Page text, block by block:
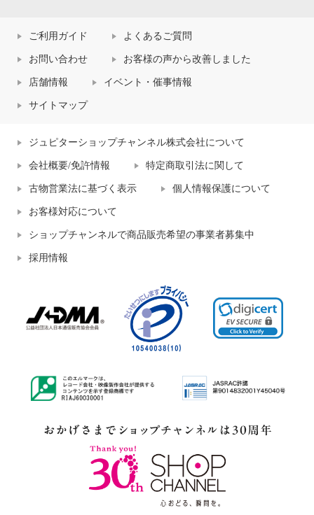
ご利用ガイド よくあるご質問
お問い合わせ お客様の声から改善しました
店舗情報 イベント・催事情報
サイトマップ
ジュピターショップチャンネル株式会社について
会社概要/免許情報 特定商取引法に関して
古物営業法に基づく表示 個人情報保護について
お客様対応について
ショップチャンネルで商品販売希望の事業者募集中
採用情報